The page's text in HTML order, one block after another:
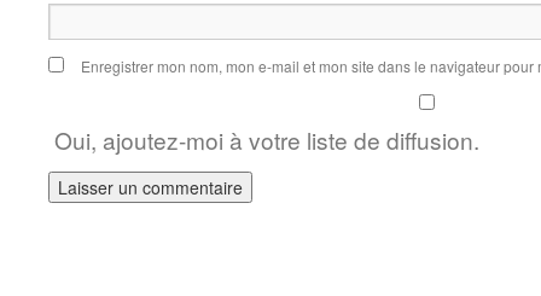
Enregistrer mon nom, mon e-mail et mon site dans le navigateur
Oui, ajoutez-moi à votre liste de diffusion.